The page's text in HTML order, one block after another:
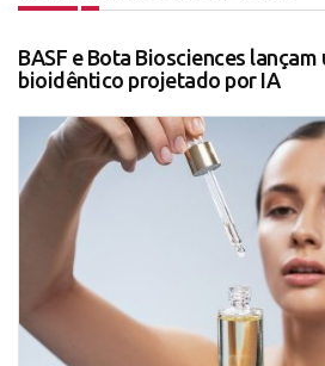
BASF e Bota Biosciences
bioidêntico projetado por IA